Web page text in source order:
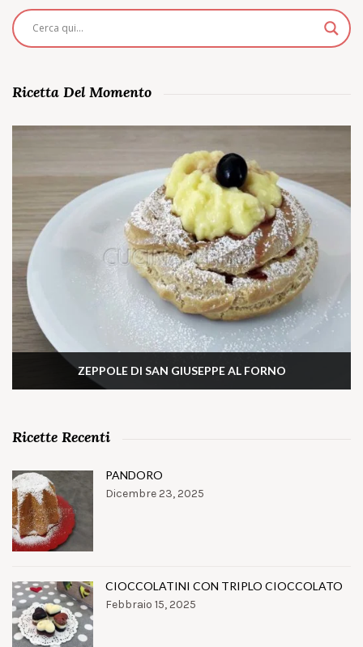
Ricetta Del Momento
ZEPPOLE DI SAN GIUSEPPE AL FORNO
Ricette Recenti
PANDORO
Dicembre 23, 2025
CIOCCOLATINI CON TRIPLO CIOCCOLATO
Febbraio 15, 2025